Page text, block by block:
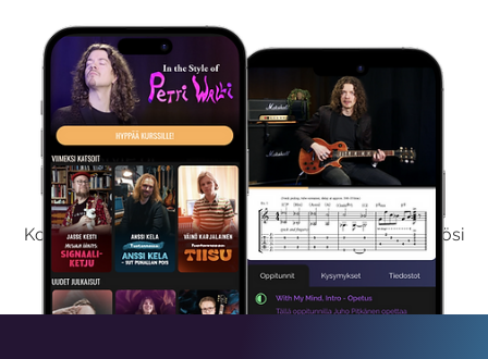
Kokeile Ilmaiseksi
Kokeilemalla ilmaiseksi saat koko sisältömme käyttöösi
viikon ajaksi.